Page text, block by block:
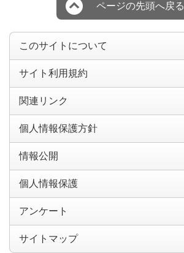
ページの先頭へ戻る
このサイトについて
サイト利用規約
関連リンク
個人情報保護方針
情報公開
個人情報保護
アンケート
サイトマップ